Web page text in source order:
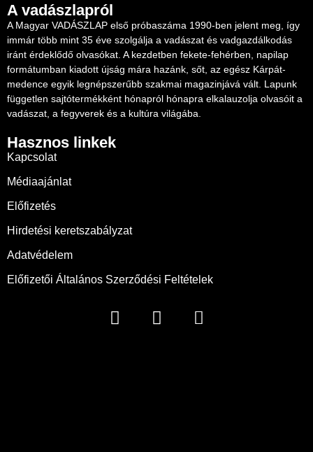
A vadászlapról
A Magyar VADÁSZLAP első próbaszáma 1990-ben jelent meg, így
immár több mint 35 éve szolgálja a vadászat és vadgazdálkodás
iránt érdeklődő olvasókat. A kezdetben fekete-fehérben, napilap
formátumban kiadott újság mára hazánk, sőt, az egész Kárpát-
medence egyik legnépszerűbb szakmai magazinjává vált. Lapunk
független sajtótermékként hónapról hónapra elkalauzolja olvasóit a
vadászat, a fegyverek és a kultúra világába.
Hasznos linkek
Kapcsolat
Médiaajánlat
Előfizetés
Hirdetési keretszabályzat
Adatvédelem
Előfizetői Általános Szerződési Feltételek